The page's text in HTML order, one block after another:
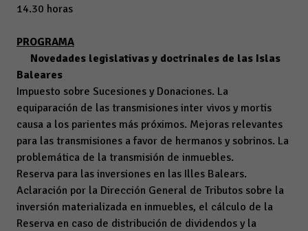
14.30 horas
PROGRAMA
Novedades legislativas y doctrinales de las Islas
Baleares
Impuesto sobre Sucesiones y Donaciones. La
equiparación de las transmisiones inter vivos y mortis
causa a los parientes más próximos. Mejoras relevantes
para las transmisiones a favor de hermanos y sobrinos. La
problemática de la transmisión de inmuebles.
Reserva para las inversiones en las Illes Balears.
Aclaración por la Dirección General de Tributos sobre la
inversión materializada en inmuebles, el cálculo de la
Reserva en caso de distribución de dividendos y la